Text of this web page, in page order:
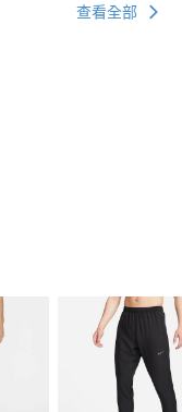
查看全部